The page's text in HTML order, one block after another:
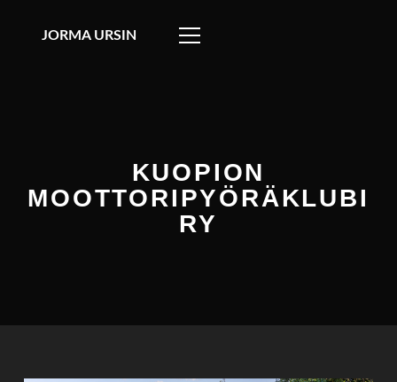
JORMA URSIN
KUOPION
MOOTTORIPYÖRÄKLUBI
RY